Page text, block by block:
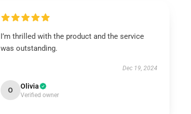
I’m thrilled with the product and the service
was outstanding.
Dec 19, 2024
O Olivia
Verified owner